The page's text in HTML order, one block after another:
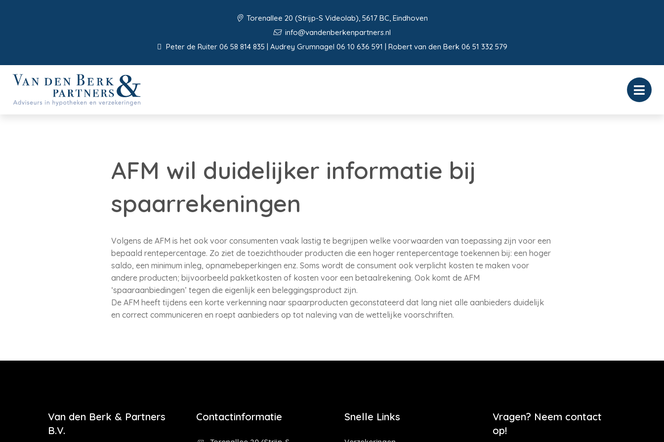
Torenallee 20 (Strijp-S Videolab), 5617 BC, Eindhoven
info@vandenberkenpartners.nl
Peter de Ruiter 06 58 814 835 | Audrey Grumnagel 06 10 636 591 | Robert van den Berk 06 51 332 579
AFM wil duidelijker informatie bij
spaarrekeningen
Volgens de AFM is het ook voor consumenten vaak lastig te begrijpen welke voorwaarden van toepassing zijn voor een
bepaald rentepercentage. Zo ziet de toezichthouder producten die een hoger rentepercentage toekennen bij: een hoger
saldo, een minimum inleg, opnamebeperkingen enz. Soms wordt de consument ook verplicht kosten te maken voor
andere producten; bijvoorbeeld pakketkosten of kosten voor een betaalrekening. Ook komt de AFM
‘spaaraanbiedingen’ tegen die eigenlijk een beleggingsproduct zijn.
De AFM heeft tijdens een korte verkenning naar spaarproducten geconstateerd dat lang niet alle aanbieders duidelijk
en correct communiceren en roept aanbieders op tot naleving van de wettelijke voorschriften.
Van den Berk & Partners
B.V.
Contactinformatie Snelle Links
Vragen? Neem contact
op!